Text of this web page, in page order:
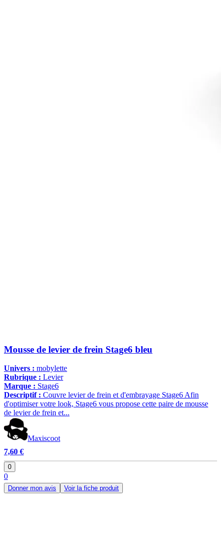
Mousse de levier de frein Stage6 bleu
Univers : mobylette
Rubrique : Levier
Marque : Stage6
Descriptif : Couvre levier de frein et d'embrayage Stage6 Afin
d'optimiser votre look, Stage6 vous propose cette paire de mousse
de levier de frein et...
Maxiscoot
7,60 €
0
0
Donner mon avis Voir la fiche produit